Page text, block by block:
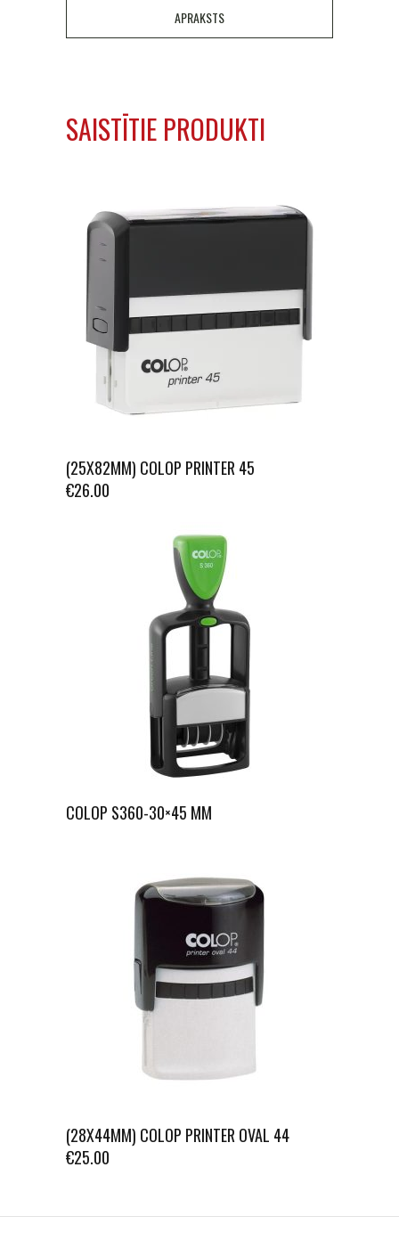
APRAKSTS
SAISTĪTIE PRODUKTI
(25X82MM) COLOP PRINTER 45
€26.00
COLOP S360-30×45 MM
(28X44MM) COLOP PRINTER OVAL 44
€25.00